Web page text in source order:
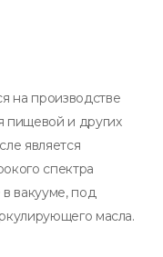
на производстве
пищевой и других
является
спектра
вакууме, под
масла.